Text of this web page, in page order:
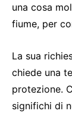
una cosa
fiume, per
La sua
chiede una
protezione.
significhi di